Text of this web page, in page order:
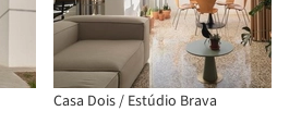
Casa Dois / Estúdio Brava